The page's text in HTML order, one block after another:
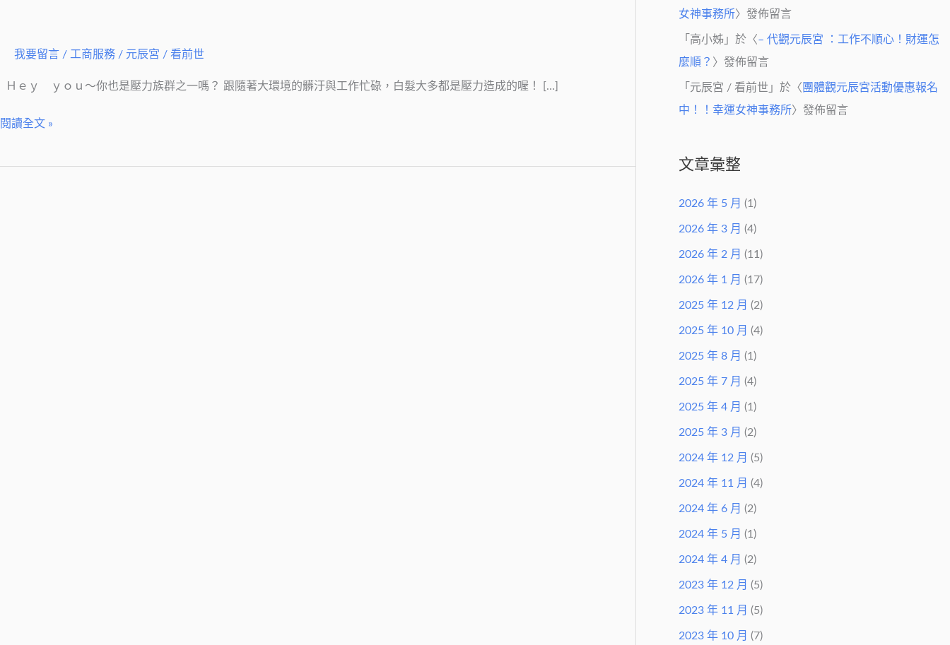
我要留言 / 工商服務 / 元辰宮 / 看前世
Ｈｅｙ ｙｏｕ～你也是壓力族群之一嗎？ 跟隨著大環境的髒汙與工作忙碌，白髮大多都是壓力造成的喔！ […]
危
閱讀全文 »
女神事務所〉發佈留言
「 高小姊 」於〈– 代觀元辰宮 ：工作不順心！財運怎
麼順？ 〉發佈留言
「 元辰宮 / 看前世 」於〈 團體觀元辰宮活動優惠報名
中！！幸運女神事務所〉發佈留言
文章彙整
2026 年 5 月 (1)
2026 年 3 月 (4)
2026 年 2 月 (11)
2026 年 1 月 (17)
2025 年 12 月 (2)
2025 年 10 月 (4)
2025 年 8 月 (1)
2025 年 7 月 (4)
2025 年 4 月 (1)
2025 年 3 月 (2)
2024 年 12 月 (5)
2024 年 11 月 (4)
2024 年 6 月 (2)
2024 年 5 月 (1)
2024 年 4 月 (2)
2023 年 12 月 (5)
2023 年 11 月 (5)
2023 年 10 月 (7)